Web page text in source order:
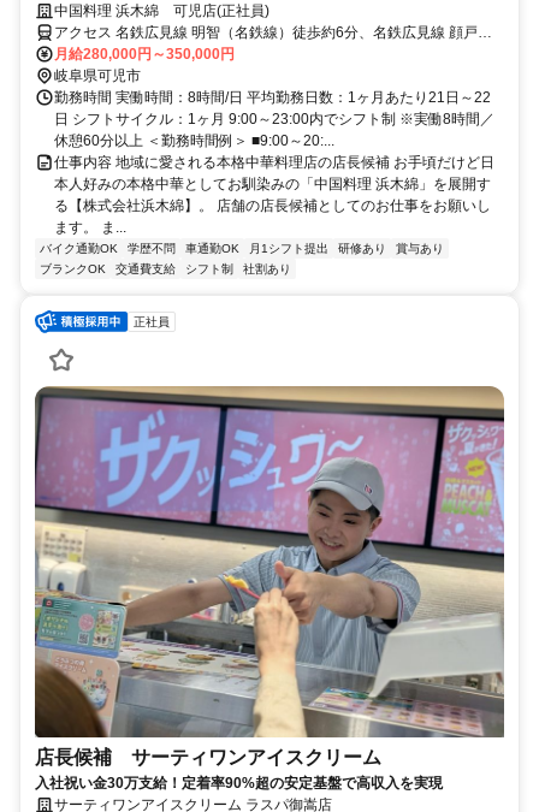
が見つけられる好環境♪
中国料理 浜木綿 可児店(正社員)
アクセス 名鉄広見線 明智（名鉄線）徒歩約6分、名鉄広見線 顔戸徒
歩約26分、名鉄広見線/名鉄名古屋本線 新可児徒歩約40分
月給280,000円～350,000円
岐阜県可児市
勤務時間 実働時間：8時間/日 平均勤務日数：1ヶ月あたり21日～22
日 シフトサイクル：1ヶ月 9:00～23:00内でシフト制 ※実働8時間／
休憩60分以上 ＜勤務時間例＞ ■9:00～20:...
仕事内容 地域に愛される本格中華料理店の店長候補 お手頃だけど日
本人好みの本格中華としてお馴染みの「中国料理 浜木綿」を展開す
る【株式会社浜木綿】。 店舗の店長候補としてのお仕事をお願いし
ます。 ま...
バイク通勤OK 学歴不問 車通勤OK 月1シフト提出 研修あり
賞与あり
ブランクOK
交通費支給 シフト制 社割あり
正社員
店長候補 サーティワンアイスクリーム
入社祝い金30万支給！定着率90%超の安定基盤で高収入を実現
サーティワンアイスクリーム ラスパ御嵩店